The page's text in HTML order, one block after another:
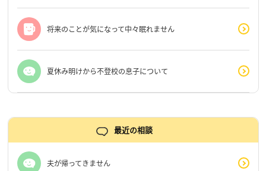
将来のことが気になって中々眠れません
夏休み明けから不登校の息子について
最近の相談
夫が帰ってきません